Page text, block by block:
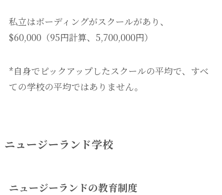
私立はボーディングがスクールがあり、
$60,000（95円計算、5,700,000円）
*自身でピックアップしたスクールの平均で、すべ
ての学校の平均ではありません。
ニュージーランド学校
ニュージーランドの教育制度